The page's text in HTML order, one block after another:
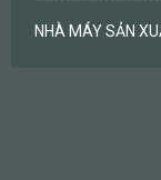
NHÀ MÁY SẢN